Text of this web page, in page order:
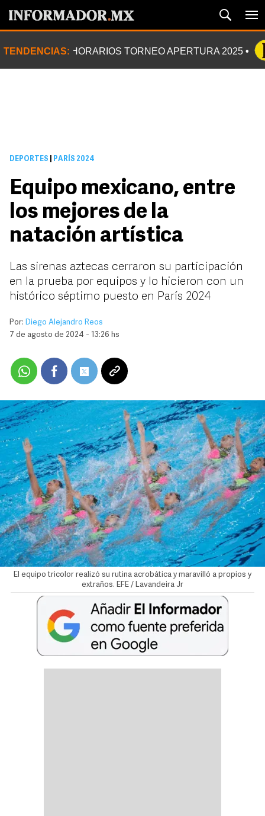
TENDENCIAS: HORARIOS TORNEO APERTURA 2025
DEPORTES PARÍS 2024
Equipo mexicano, entre
los mejores de la
natación artística
Las sirenas aztecas cerraron su participación
en la prueba por equipos y lo hicieron con un
histórico séptimo puesto en París 2024
Por: Diego Alejandro Reos
7 de agosto de 2024 - 13:26 hs
El equipo tricolor realizó su rutina acrobática y maravilló a propios y
extraños. EFE / Lavandeira Jr